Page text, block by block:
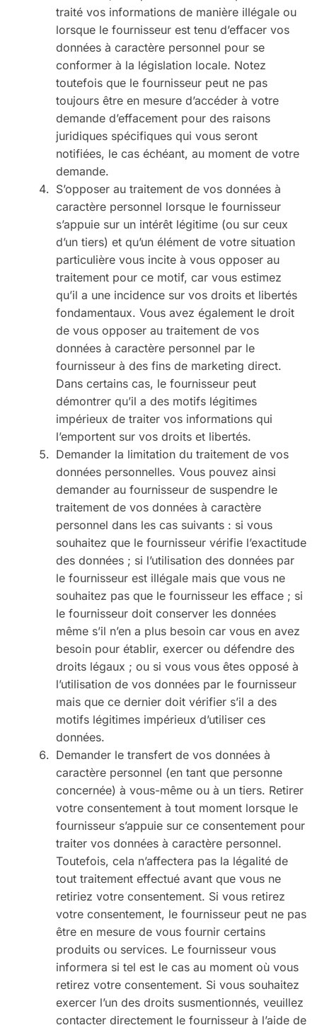
traité vos informations de manière illégale ou
lorsque le fournisseur est tenu d’effacer vos
données à caractère personnel pour se
conformer à la législation locale. Notez
toutefois que le fournisseur peut ne pas
toujours être en mesure d’accéder à votre
demande d’effacement pour des raisons
juridiques spécifiques qui vous seront
notifiées, le cas échéant, au moment de votre
demande.
S’opposer au traitement de vos données à
caractère personnel lorsque le fournisseur
s’appuie sur un intérêt légitime (ou sur ceux
d’un tiers) et qu’un élément de votre situation
particulière vous incite à vous opposer au
traitement pour ce motif, car vous estimez
qu’il a une incidence sur vos droits et libertés
fondamentaux. Vous avez également le droit
de vous opposer au traitement de vos
données à caractère personnel par le
fournisseur à des fins de marketing direct.
Dans certains cas, le fournisseur peut
démontrer qu’il a des motifs légitimes
impérieux de traiter vos informations qui
l’emportent sur vos droits et libertés.
Demander la limitation du traitement de vos
données personnelles. Vous pouvez ainsi
demander au fournisseur de suspendre le
traitement de vos données à caractère
personnel dans les cas suivants : si vous
souhaitez que le fournisseur vérifie l’exactitude
des données ; si l’utilisation des données par
le fournisseur est illégale mais que vous ne
souhaitez pas que le fournisseur les efface ; si
le fournisseur doit conserver les données
même s’il n’en a plus besoin car vous en avez
besoin pour établir, exercer ou défendre des
droits légaux ; ou si vous vous êtes opposé à
l’utilisation de vos données par le fournisseur
mais que ce dernier doit vérifier s’il a des
motifs légitimes impérieux d’utiliser ces
données.
Demander le transfert de vos données à
caractère personnel (en tant que personne
concernée) à vous-même ou à un tiers. Retirer
votre consentement à tout moment lorsque le
fournisseur s’appuie sur ce consentement pour
traiter vos données à caractère personnel.
Toutefois, cela n’affectera pas la légalité de
tout traitement effectué avant que vous ne
retiriez votre consentement. Si vous retirez
votre consentement, le fournisseur peut ne pas
être en mesure de vous fournir certains
produits ou services. Le fournisseur vous
informera si tel est le cas au moment où vous
retirez votre consentement. Si vous souhaitez
exercer l’un des droits susmentionnés, veuillez
contacter directement le fournisseur à l’aide de